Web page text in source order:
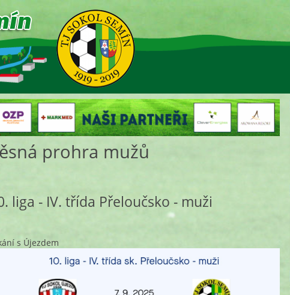
prohra mužů
liga - IV. třída Přeloučsko - muži
s Újezdem